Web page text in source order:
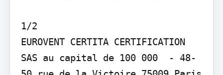
1/2
EUROVENT CERTITA CERTIFICATION
SAS au capital de 100 000  - 48-